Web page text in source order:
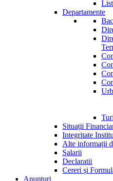
Departamente
Situații
Integritate
Alte informații
Salarii
Declaratii
Cereri și
Anunțuri